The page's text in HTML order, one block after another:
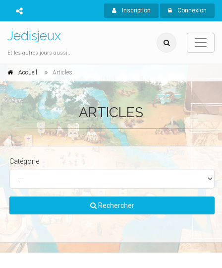
Inscription Connexion
Jedisjeux
Et les autres jours aussi...
Accueil Articles
ARTICLES
Catégorie
Rechercher